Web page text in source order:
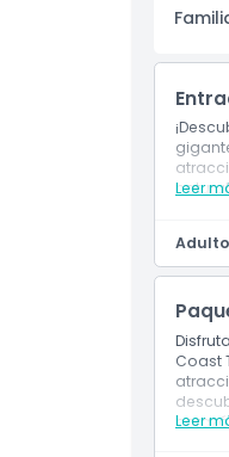
Horario
Leer
Coast
Leer